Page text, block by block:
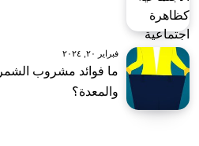
فبراير ٢٠, ٢٠٢٤
ما فوائد مشروب
والمعدة؟